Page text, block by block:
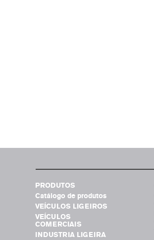
PRODUTOS
Catálogo de produtos
VEÍCULOS LIGEIROS
VEÍCULOS
COMERCIAIS
INDUSTRIA LIGEIRA